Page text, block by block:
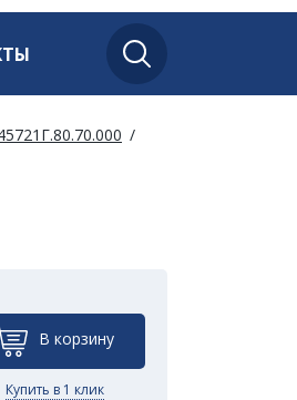
В корзину
Купить в 1 клик